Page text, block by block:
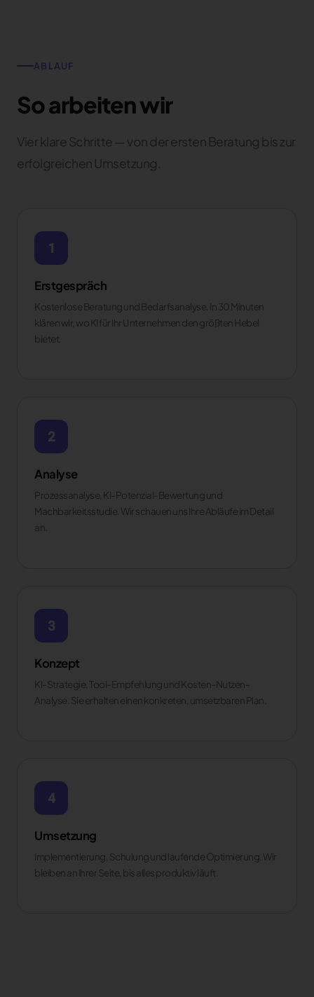
ABLAUF
So arbeiten wir
Vier klare Schritte — von der ersten Beratung bis zur
erfolgreichen Umsetzung.
1
Erstgespräch
Kostenlose Beratung und Bedarfsanalyse. In 30 Minuten
klären wir, wo KI für Ihr Unternehmen den größten Hebel
bietet.
2
Analyse
Prozessanalyse, KI-Potenzial-Bewertung und
Machbarkeitsstudie. Wir schauen uns Ihre Abläufe im Detail
an.
3
Konzept
KI-Strategie, Tool-Empfehlung und Kosten-Nutzen-
Analyse. Sie erhalten einen konkreten, umsetzbaren Plan.
4
Umsetzung
Implementierung, Schulung und laufende Optimierung. Wir
bleiben an Ihrer Seite, bis alles produktiv läuft.